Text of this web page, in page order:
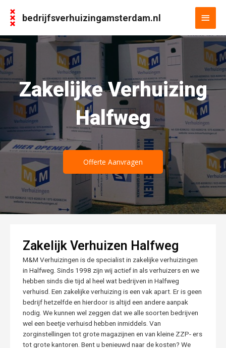
bedrijfsverhuizingamsterdam.nl
Zakelijke Verhuizing
Halfweg
Offerte Aanvragen
Zakelijk Verhuizen Halfweg
M&M Verhuizingen is de specialist in zakelijke verhuizingen
in Halfweg. Sinds 1998 zijn wij actief in als verhuizers en we
hebben sinds die tijd al heel wat bedrijven in Halfweg
verhuisd. Een zakelijke verhuizing is een vak apart. Er is geen
bedrijf hetzelfde en hierdoor is altijd een andere aanpak
nodig. We kunnen wel zeggen dat we alle soorten bedrijven
wel een beetje verhuisd hebben inmiddels. Van
zorginstellingen tot grote magazijnen en van kleine ZZP- ers
tot grote kantoren. Bent u benieuwd naar de kosten? We